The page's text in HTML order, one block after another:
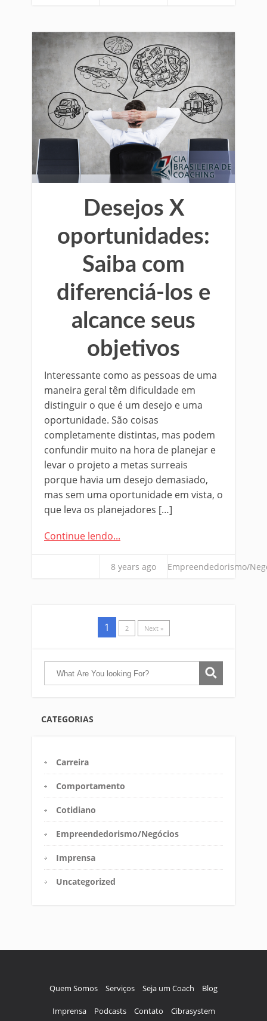
Desejos X
oportunidades:
Saiba com
diferenciá-los e
alcance seus
objetivos
Interessante como as pessoas de uma
maneira geral têm dificuldade em
distinguir o que é um desejo e uma
oportunidade. São coisas
completamente distintas, mas podem
confundir muito na hora de planejar e
levar o projeto a metas surreais
porque havia um desejo demasiado,
mas sem uma oportunidade em vista, o
que leva os planejadores […]
Continue lendo...
8 years ago Empreendedorismo/
1 2 Next »
CATEGORIAS
Carreira
Comportamento
Cotidiano
Empreendedorismo/Negócios
Imprensa
Uncategorized
Quem Somos Serviços Seja um Coach Blog
Imprensa Podcasts Contato Cibrasystem